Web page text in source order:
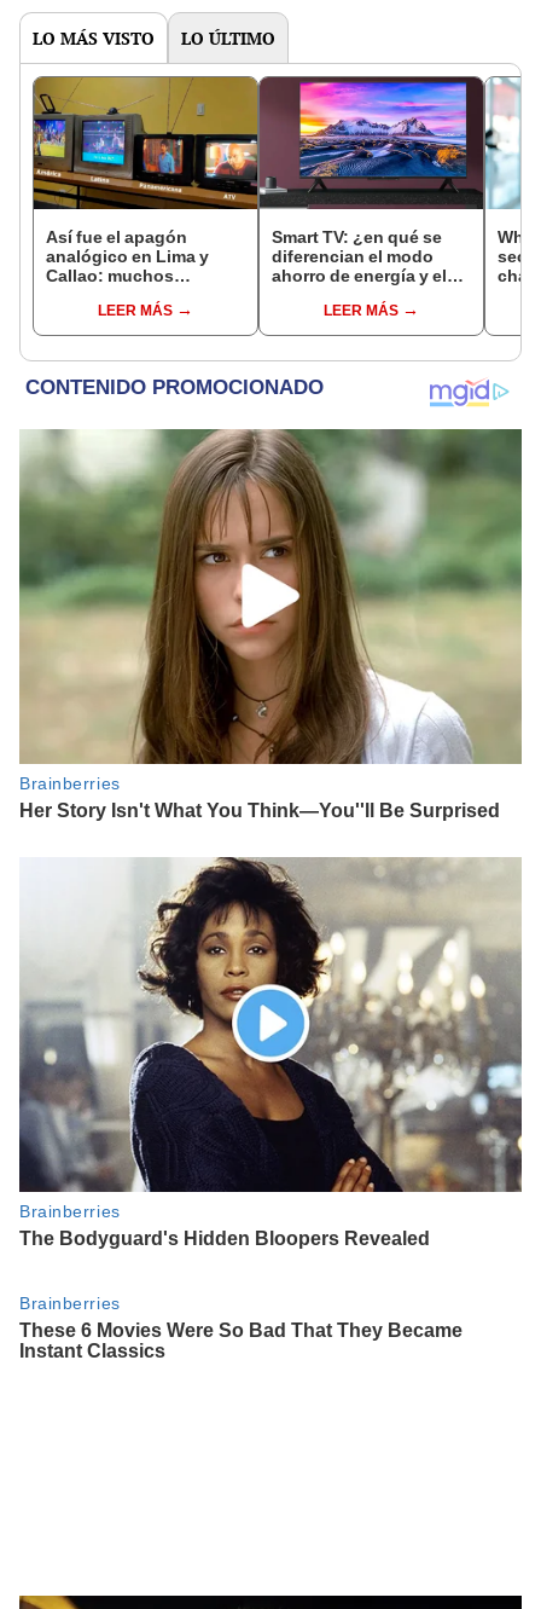
LO MÁS VISTO LO ÚLTIMO
Así fue el apagón
analógico en Lima y
Callao: muchos
dejaron de funcionar
LEER MÁS
Smart TV: ¿en qué se
diferencian el modo
ahorro de energía y el
inteligente?
LEER MÁS